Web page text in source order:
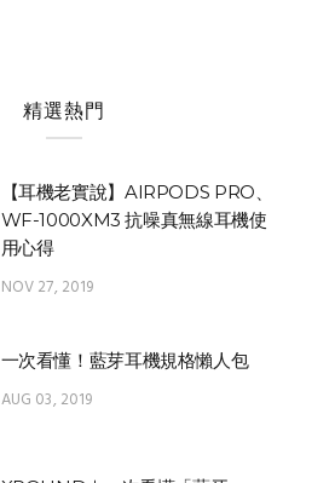
精選熱門
【耳機老實說】AIRPODS PRO、
WF-1000XM3 抗噪真無線耳機使
用心得
NOV 27, 2019
一次看懂！藍芽耳機規格懶人包
AUG 03, 2019